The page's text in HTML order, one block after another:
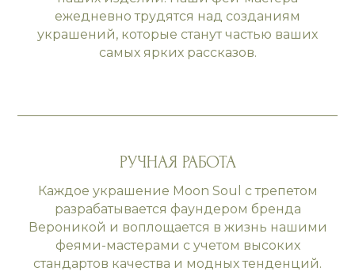
ежедневно трудятся над созданиям
украшений, которые станут частью ваших
самых ярких рассказов.
РУЧНАЯ РАБОТА
Каждое украшение Moon Soul с трепетом
разрабатывается фаундером бренда
Вероникой и воплощается в жизнь нашими
феями-мастерами с учетом высоких
стандартов качества и модных тенденций.